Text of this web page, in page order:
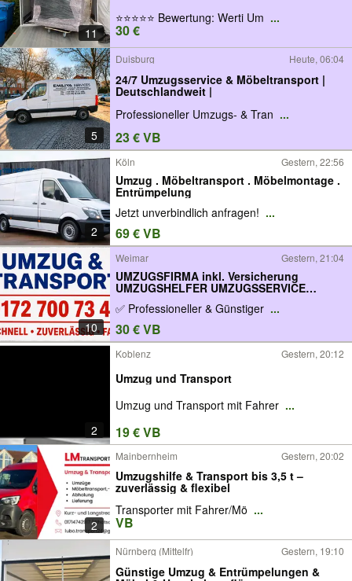
11
⭐️⭐️⭐️⭐️⭐️ Bewertung: Werti Um ...
30 €
5
Duisburg Heute, 06:04
24/7 Umzugsservice & Möbeltransport |
Deutschlandweit |
Professioneller Umzugs- & Tran ...
23 € VB
2
Köln Gestern, 22:56
Umzug . Möbeltransport . Möbelmontage .
Entrümpelung
Jetzt unverbindlich anfragen! ...
69 € VB
10
Weimar Gestern, 21:04
UMZUGSFIRMA inkl. Versicherung
UMZUGSHELFER UMZUGSSERVICE
Möbel Montage Fernumzüge Weimar Erfurt
Jena Apolda Halle Leipzig Gera Eisenach
Nürnberg
✅ Professioneller & Günstiger ...
30 € VB
2
Koblenz Gestern, 20:12
Umzug und Transport
Umzug und Transport mit Fahrer ...
19 € VB
2
Mainbernheim Gestern, 20:02
Umzugshilfe & Transport bis 3,5 t –
zuverlässig & flexibel
Transporter mit Fahrer/Mö ...
VB
Nürnberg (Mittelfr) Gestern, 19:10
Günstige Umzug & Entrümpelungen &